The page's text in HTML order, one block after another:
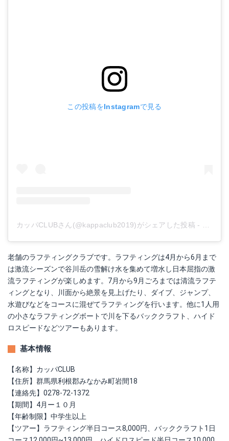
この投稿をInstagramで見る
カッパCLUBさん(@kappaclub2019)がシェアした投稿 -
老舗のラフティングクラブです。ラフティングは4月から6月まで
は激流シーズンで谷川岳の雪解け水を集めて増水し日本屈指の激
流ラフティングが楽しめます。7月から9月ごろまでは清流ラフテ
ィングとなり、川面から絶景を見上げたり、ダイブ、ジャンプ、
水遊びなどをコースに混ぜてラフティングを行います。他に1人用
の小さなラフティングボートで川を下るバッククラフト、ハイド
ロスピードなどツアーもあります。
基本情報
【名称】カッパCLUB
【住所】群馬県利根郡みなかみ町岩間18
【連絡先】0278-72-1372
【期間】4月ー１０月
【年齢制限】中学生以上
【ツアー】ラフティング半日コース8,000円、バッククラフト1日